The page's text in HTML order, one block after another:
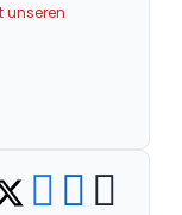
unseren
on Twitter
Share on Facebook
Share on
Copy link